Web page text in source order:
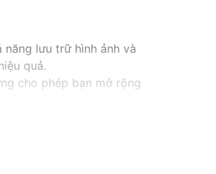
lưu trữ hình ảnh và
quả.
cho phép bạn mở rộng
hợp sẽ là sự lựa chọn
một cách chuyên